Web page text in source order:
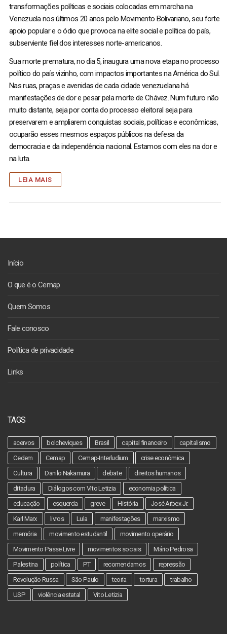
transformações políticas e sociais colocadas em marcha na
Venezuela nos últimos 20 anos pelo Movimento Bolivariano, seu forte
apoio popular e o ódio que provoca na elite social e política do país,
subserviente fiel dos interesses norte-americanos.
Sua morte prematura, no dia 5, inaugura uma nova etapa no processo
político do país vizinho, com impactos importantes na América do Sul.
Nas ruas, praças e avenidas de cada cidade venezuelana há
manifestações de dor e pesar pela morte de Chávez. Num futuro não
muito distante, seja por conta do processo eleitoral seja para
preservarem e ampliarem conquistas sociais, políticas e econômicas,
ocuparão esses mesmos espaços públicos na defesa da
democracia e da independência nacional. Estamos com eles na dor e
na luta.
LEIA MAIS
Início
O que é o Cemap
Quem Somos
Fale conosco
Política de privacidade
Links
TAGS
acervos bolcheviques Brasil capital financeiro
capitalismo
Cedem
Cemap Cemap-Interludium
crise econômica
Cultura
Danilo Nakamura debate
direitos humanos
ditadura
Diálogos com Vito Letizia
economia política
educação
esquerda greve História
José Arbex Jr.
Karl Marx
livros Lula manifestações
marxismo
memória
movimento estudantil
movimento operário
Movimento Passe Livre
movimentos sociais
Mário Pedrosa
Palestina
política PT recomendamos
repressão
Revolução Russa
São Paulo teoria tortura
trabalho
USP
violência estatal Vito Letizia